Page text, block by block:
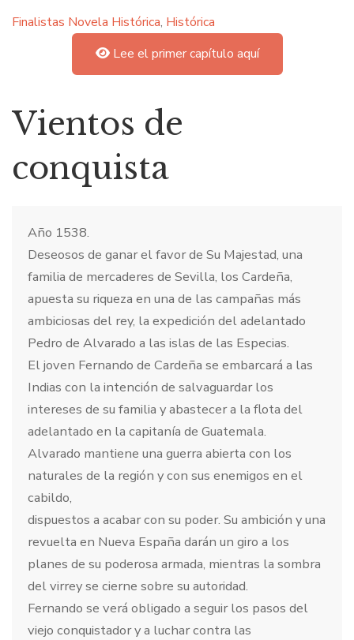
Finalistas Novela Histórica, Histórica
Lee el primer capítulo aquí
Vientos de
conquista
Año 1538.
Deseosos de ganar el favor de Su Majestad, una
familia de mercaderes de Sevilla, los Cardeña,
apuesta su riqueza en una de las campañas más
ambiciosas del rey, la expedición del adelantado
Pedro de Alvarado a las islas de las Especias.
El joven Fernando de Cardeña se embarcará a las
Indias con la intención de salvaguardar los
intereses de su familia y abastecer a la flota del
adelantado en la capitanía de Guatemala.
Alvarado mantiene una guerra abierta con los
naturales de la región y con sus enemigos en el
cabildo,
dispuestos a acabar con su poder. Su ambición y una
revuelta en Nueva España darán un giro a los
planes de su poderosa armada, mientras la sombra
del virrey se cierne sobre su autoridad.
Fernando se verá obligado a seguir los pasos del
viejo conquistador y a luchar contra las